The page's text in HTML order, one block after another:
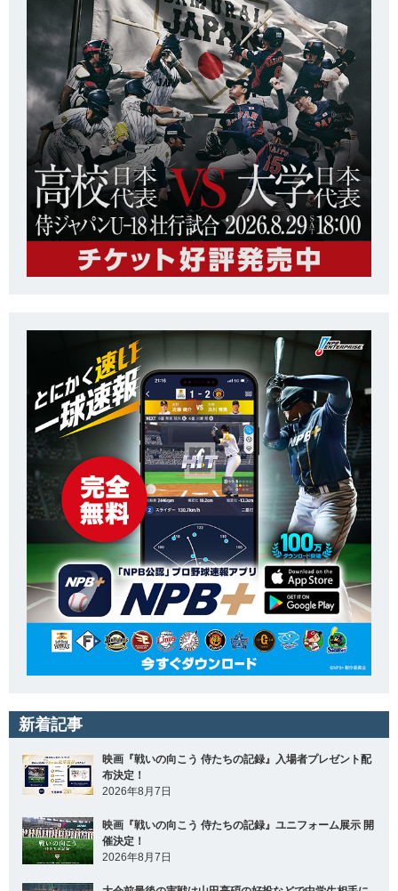
新着記事
映画『戦いの向こう 侍たちの記録』入場者プレゼント配
布決定！
2026年8月7日
映画『戦いの向こう 侍たちの記録』ユニフォーム展示 開
催決定！
2026年8月7日